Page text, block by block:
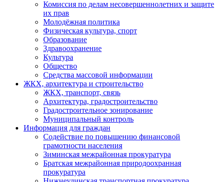
Комиссия по делам несовершеннолетних и защите
их прав
Молодёжная политика
Физическая культура, спорт
Образование
Здравоохранение
Культура
Общество
Средства массовой информации
ЖКХ, архитектура и строительство
ЖКХ, транспорт, связь
Архитектура, градостроительство
Градостроительное зонирование
Муниципальный контроль
Информация для граждан
Содействие по повышению финансовой
грамотности населения
Зиминская межрайонная прокуратура
Братская межрайонная природоохранная
прокуратура